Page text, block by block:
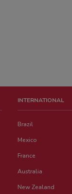
INTERNATIONAL
Brazil
Mexico
France
Australia
New Zealand